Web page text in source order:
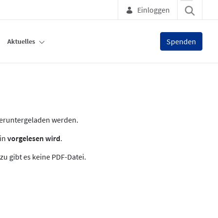
Einloggen
Aktuelles Spenden
werden.
vorgelesen wird.
gibt es keine PDF-Datei.